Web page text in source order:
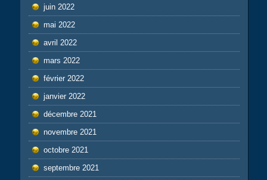
juin 2022
mai 2022
avril 2022
mars 2022
février 2022
janvier 2022
décembre 2021
novembre 2021
octobre 2021
septembre 2021